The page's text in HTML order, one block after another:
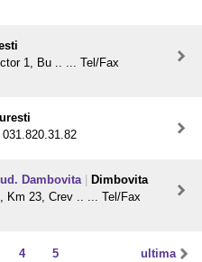
1, Bu .. ... Tel/Fax
Dambovita
Dimbovita
Km 23, Crev .. ... Tel/Fax
ultima
4 5